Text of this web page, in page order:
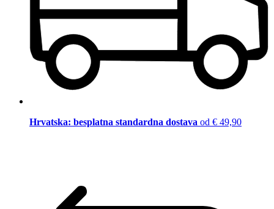
Hrvatska: besplatna standardna dostava od € 49,90